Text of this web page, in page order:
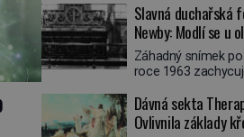
chlapců bolestně
další úder ho zasáhl
vůbec uvědomil
nelidsky přesně.
zachrčel starší
kdo by po nich
házet. A když se […]
Slavná duchařská
Newby: Modlí se u
přízračný mnich?
Záhadný snímek
roce 1963
poloprůhledná
oltáře je duch
století s bílým
Dávná sekta
Ovlivnila základy